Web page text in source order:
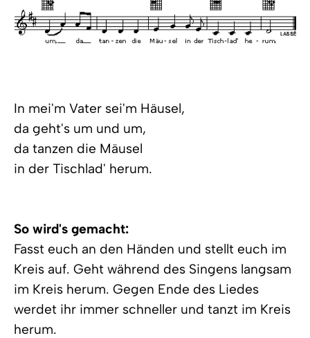
In mei'm Vater sei'm Häusel,
da geht's um und um,
da tanzen die Mäusel
in der Tischlad' herum.
So wird's gemacht:
Fasst euch an den Händen und stellt euch im
Kreis auf. Geht während des Singens langsam
im Kreis herum. Gegen Ende des Liedes
werdet ihr immer schneller und tanzt im Kreis
herum.